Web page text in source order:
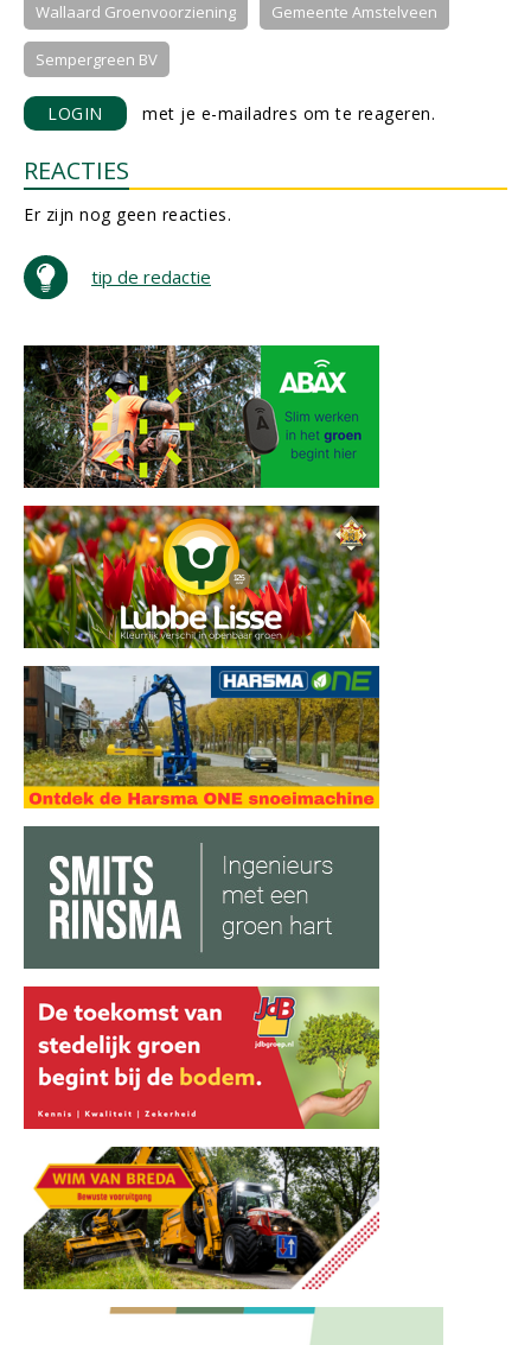
Wallaard Groenvoorziening Gemeente Amstelveen
Sempergreen BV
LOGIN met je e-mailadres om te reageren.
REACTIES
Er zijn nog geen reacties.
tip de redactie